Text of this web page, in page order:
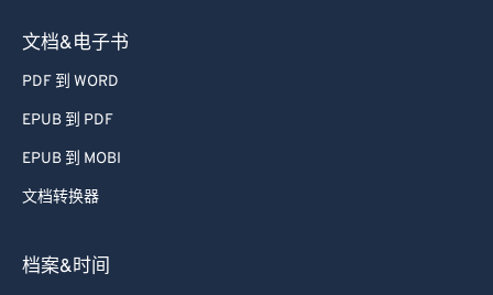
文档&电子书
PDF 到 WORD
EPUB 到 PDF
EPUB 到 MOBI
文档转换器
档案&时间